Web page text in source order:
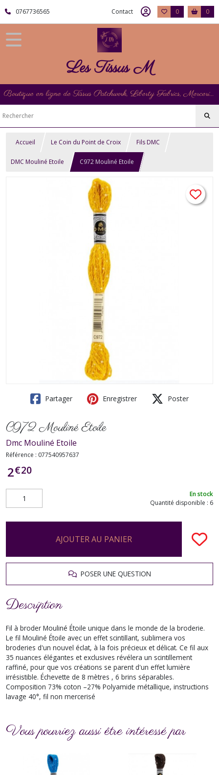
0767736565 Contact 0 0
Les Tissus M
Boutique en ligne de Tissus Patchwork, Liberty Fabrics, Mercerie et Matériel de Point de Croix
Accueil Le Coin du Point de Croix Fils DMC
DMC Mouliné Etoile C972 Mouliné Etoile
Partager Enregistrer Poster
C972 Mouliné Etoile
Dmc Mouliné Etoile
Référence : 077540957637
2€20
En stock
Quantité disponible : 6
AJOUTER AU PANIER
POSER UNE QUESTION
Description
Fil à broder Mouliné Étoile unique dans le monde de la broderie.
Le fil Mouliné Étoile avec un effet scintillant, sublimera vos
broderies d'un nouvel éclat, à la fois précieux et délicat. Ce fil aux
35 nuances élégantes et exclusives révélera un scintillement
raffiné, pour que vos créations se parent d'un effet lumière
irrésistible. Échevette de 8 mètres , 6 brins séparables.
Composition 73% coton –27% Polyamide métallique, instructions
lavage 40°, fil non mercerisé
Vous pourriez aussi être intéressé par